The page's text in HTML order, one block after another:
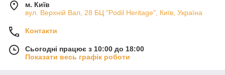
м. Київ
вул. Верхній Вал, 28 БЦ "Podil Heritage", Київ, Україна
Контакти
Сьогодні працює з 10:00 до 18:00
Показати весь графік роботи